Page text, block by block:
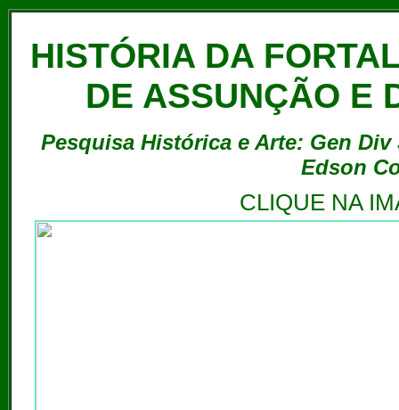
HISTÓRIA DA
DE ASSUNÇÃO E
Pesquisa Histórica e Arte: Gen
Edson
CLIQUE NA